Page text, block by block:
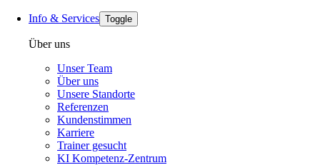
Info & Services Toggle
Über uns
Unser Team
Über uns
Unsere Standorte
Referenzen
Kundenstimmen
Karriere
Trainer gesucht
KI Kompetenz-Zentrum